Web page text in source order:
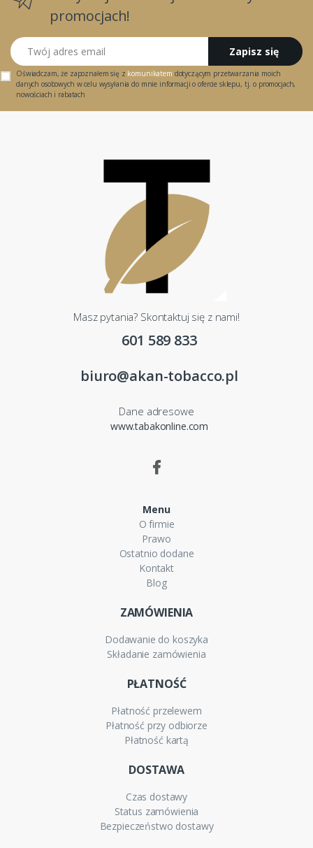
promocjach!
Twój adres email
Zapisz się
Oświadczam, że zapoznałem się z komunikatem dotyczącym przetwarzania moich
danych osobowych w celu wysyłania do mnie informacji o ofercie sklepu, tj. o promocjach,
nowościach i rabatach
Masz pytania? Skontaktuj się z nami!
601 589 833
biuro@akan-tobacco.pl
Dane adresowe
www.tabakonline.com
Menu
O firmie
Prawo
Ostatnio dodane
Kontakt
Blog
ZAMÓWIENIA
Dodawanie do koszyka
Składanie zamówienia
PŁATNOŚĆ
Płatność przelewem
Płatność przy odbiorze
Płatność kartą
DOSTAWA
Czas dostawy
Status zamówienia
Bezpieczeństwo dostawy